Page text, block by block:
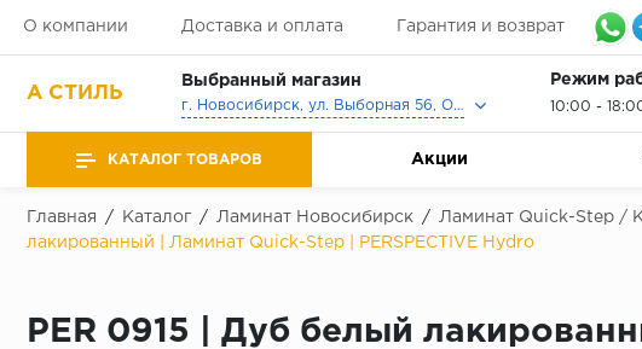
О компании Доставка и оплата Гарантия и возврат
А СТИЛЬ
Выбранный магазин
г. Новосибирск, ул. Выборная 56, Офис, Выставочный зал
Режим
10:00 -
КАТАЛОГ ТОВАРОВ Акции
Главная / Каталог / Ламинат Новосибирск / Ламинат Quick-Step /
лакированный | Ламинат Quick-Step | PERSPECTIVE Hydro
PER 0915 | Дуб белый